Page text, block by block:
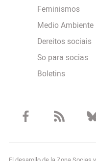
Feminismos
Medio Ambiente
Dereitos sociais
So para socias
Boletins